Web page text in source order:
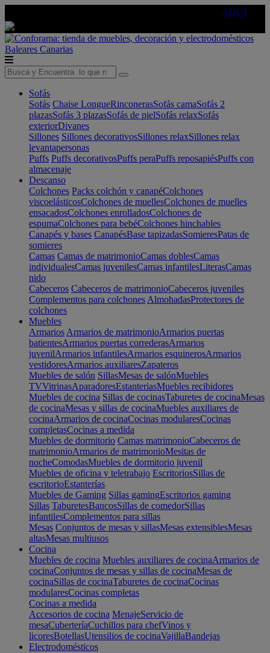
AQUÍ
Baleares Canarias
Sofás
Sofás Chaise LongueRinconerasSofás camaSofás 2
plazasSofás 3 plazasSofás de pielSofás relaxSofás
exteriorDivanes
Sillones Sillones decorativosSillones relaxSillones relax
levantapersonas
Puffs Puffs decorativosPuffs peraPuffs reposapiésPuffs con
almacenaje
Descanso
Colchones Packs colchón y canapéColchones
viscoelásticosColchones de muellesColchones de muelles
ensacadosColchones enrolladosColchones de
espumaColchones para bebéColchones hinchables
Canapés y bases CanapésBase tapizadasSomieresPatas de
somieres
Camas Camas de matrimonioCamas doblesCamas
individualesCamas juvenilesCamas infantilesLiterasCamas
nido
Cabeceros Cabeceros de matrimonioCabeceros juveniles
Complementos para colchones AlmohadasProtectores de
colchones
Muebles
Armarios Armarios de matrimonioArmarios puertas
batientesArmarios puertas correderasArmarios
juvenilArmarios infantilesArmarios esquinerosArmarios
vestidoresArmarios auxiliaresZapateros
Muebles de salón SillasMesas de salónMuebles
TVVitrinasAparadoresEstanteriasMuebles recibidores
Muebles de cocina Sillas de cocinasTaburetes de cocinaMesas
de cocinaMesas y sillas de cocinaMuebles auxiliares de
cocinaArmarios de cocinaCocinas modularesCocinas
completasCocinas a medida
Muebles de dormitorio Camas matrimonioCabeceros de
matrimonioArmarios de matrimonioMesitas de
nocheComodasMuebles de dormitorio juvenil
Muebles de oficina y teletrabajo EscritoriosSillas de
escritorioEstanterías
Muebles de Gaming Sillas gamingEscritorios gaming
Sillas TaburetesBancosSillas de comedorSillas
infantilesComplementos para sillas
Mesas Conjuntos de mesas y sillasMesas extensiblesMesas
altasMesas multiusos
Cocina
Muebles de cocina Muebles auxiliares de cocinaArmarios de
cocinaConjuntos de mesas y sillas de cocinaMesas de
cocinaSillas de cocinaTaburetes de cocinaCocinas
modularesCocinas completas
Cocinas a medida
Accesorios de cocina MenajeServicio de
mesaCuberteríaCuchillos para chefVinos y
licoresBotellasUtensilios de cocinaVajillaBandejas
Electrodomésticos